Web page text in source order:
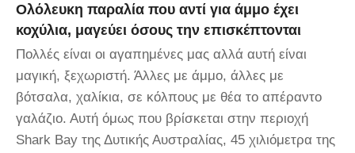
Ολόλευκη παραλία που αντί για άμμο έχει
κοχύλια, μαγεύει όσους την επισκέπτονται
Πολλές είναι οι αγαπημένες μας αλλά αυτή είναι
μαγική, ξεχωριστή. Άλλες με άμμο, άλλες με
βότσαλα, χαλίκια, σε κόλπους με θέα το απέραντο
γαλάζιο. Αυτή όμως που βρίσκεται στην περιοχή
Shark Bay της Δυτικής Αυστραλίας, 45 χιλιόμετρα της